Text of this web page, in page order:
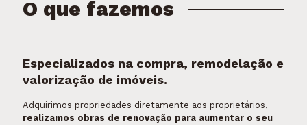
O que fazemos
Especializados na compra, remodelação e
valorização de imóveis.
Adquirimos propriedades diretamente aos proprietários,
realizamos obras de renovação para aumentar o seu